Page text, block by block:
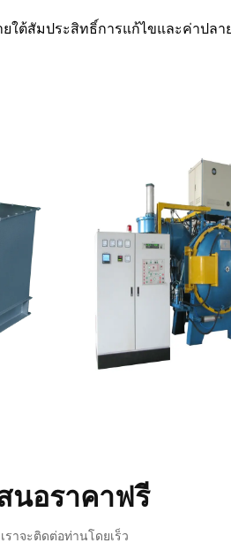
ยใต้สัมประสิทธิ์การแก้ไขและค่าปล
นอราคาฟรี
ราจะติดต่อท่านโดยเร็ว